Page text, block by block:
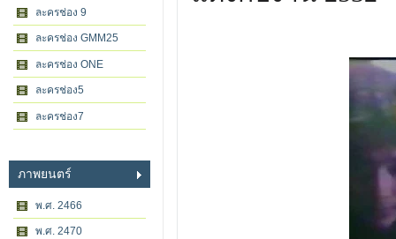
ละครช่อง 9
ละครช่อง GMM25
ละครช่อง ONE
ละครช่อง5
ละครช่อง7
ภาพยนตร์
พ.ศ. 2466
พ.ศ. 2470